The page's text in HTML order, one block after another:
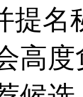
提名
高